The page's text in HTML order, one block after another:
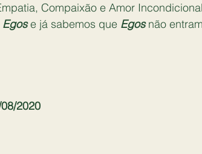
Compaixão e Amor
Egos e já sabemos que Egos não
2020